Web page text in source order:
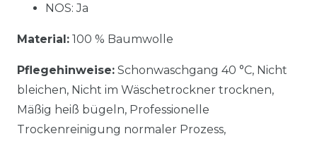
NOS: Ja
Material: 100 % Baumwolle
Pflegehinweise: Schonwaschgang 40 °C, Nicht
bleichen, Nicht im Wäschetrockner trocknen,
Mäßig heiß bügeln, Professionelle
Trockenreinigung normaler Prozess,